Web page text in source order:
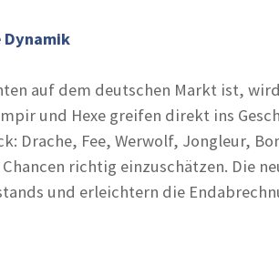
Dynamik
auf dem deutschen Markt ist,
und Hexe greifen direkt ins
Drache, Fee, Werwolf, Jongleur,
richtig einzuschätzen. Die
und erleichtern die